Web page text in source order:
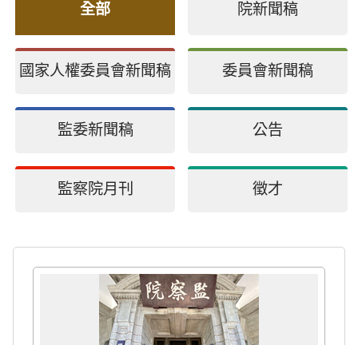
全部 院新聞稿
國家人權委員會新聞稿 委員會新聞稿
監委新聞稿 公告
監察院月刊 徵才